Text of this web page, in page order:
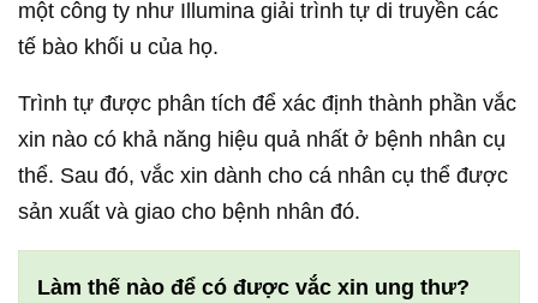
một công ty như Illumina giải trình tự di truyền các
tế bào khối u của họ.
Trình tự được phân tích để xác định thành phần vắc
xin nào có khả năng hiệu quả nhất ở bệnh nhân cụ
thể. Sau đó, vắc xin dành cho cá nhân cụ thể được
sản xuất và giao cho bệnh nhân đó.
Làm thế nào để có được vắc xin ung thư?